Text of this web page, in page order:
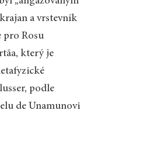
a vrstevník
pro Rosu
který je
podle
de Unamunovi